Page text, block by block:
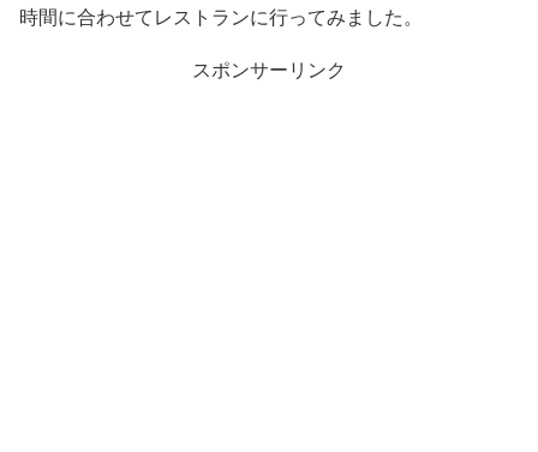
時間に合わせてレストランに行ってみました。
スポンサーリンク